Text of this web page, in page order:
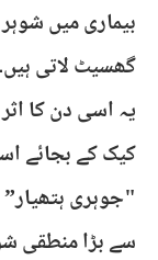
بیماری میں
گھسیٹ لاتی
یہ اسی دن کا
کیک کے بجائے
"جوہری
سے بڑا منطقی